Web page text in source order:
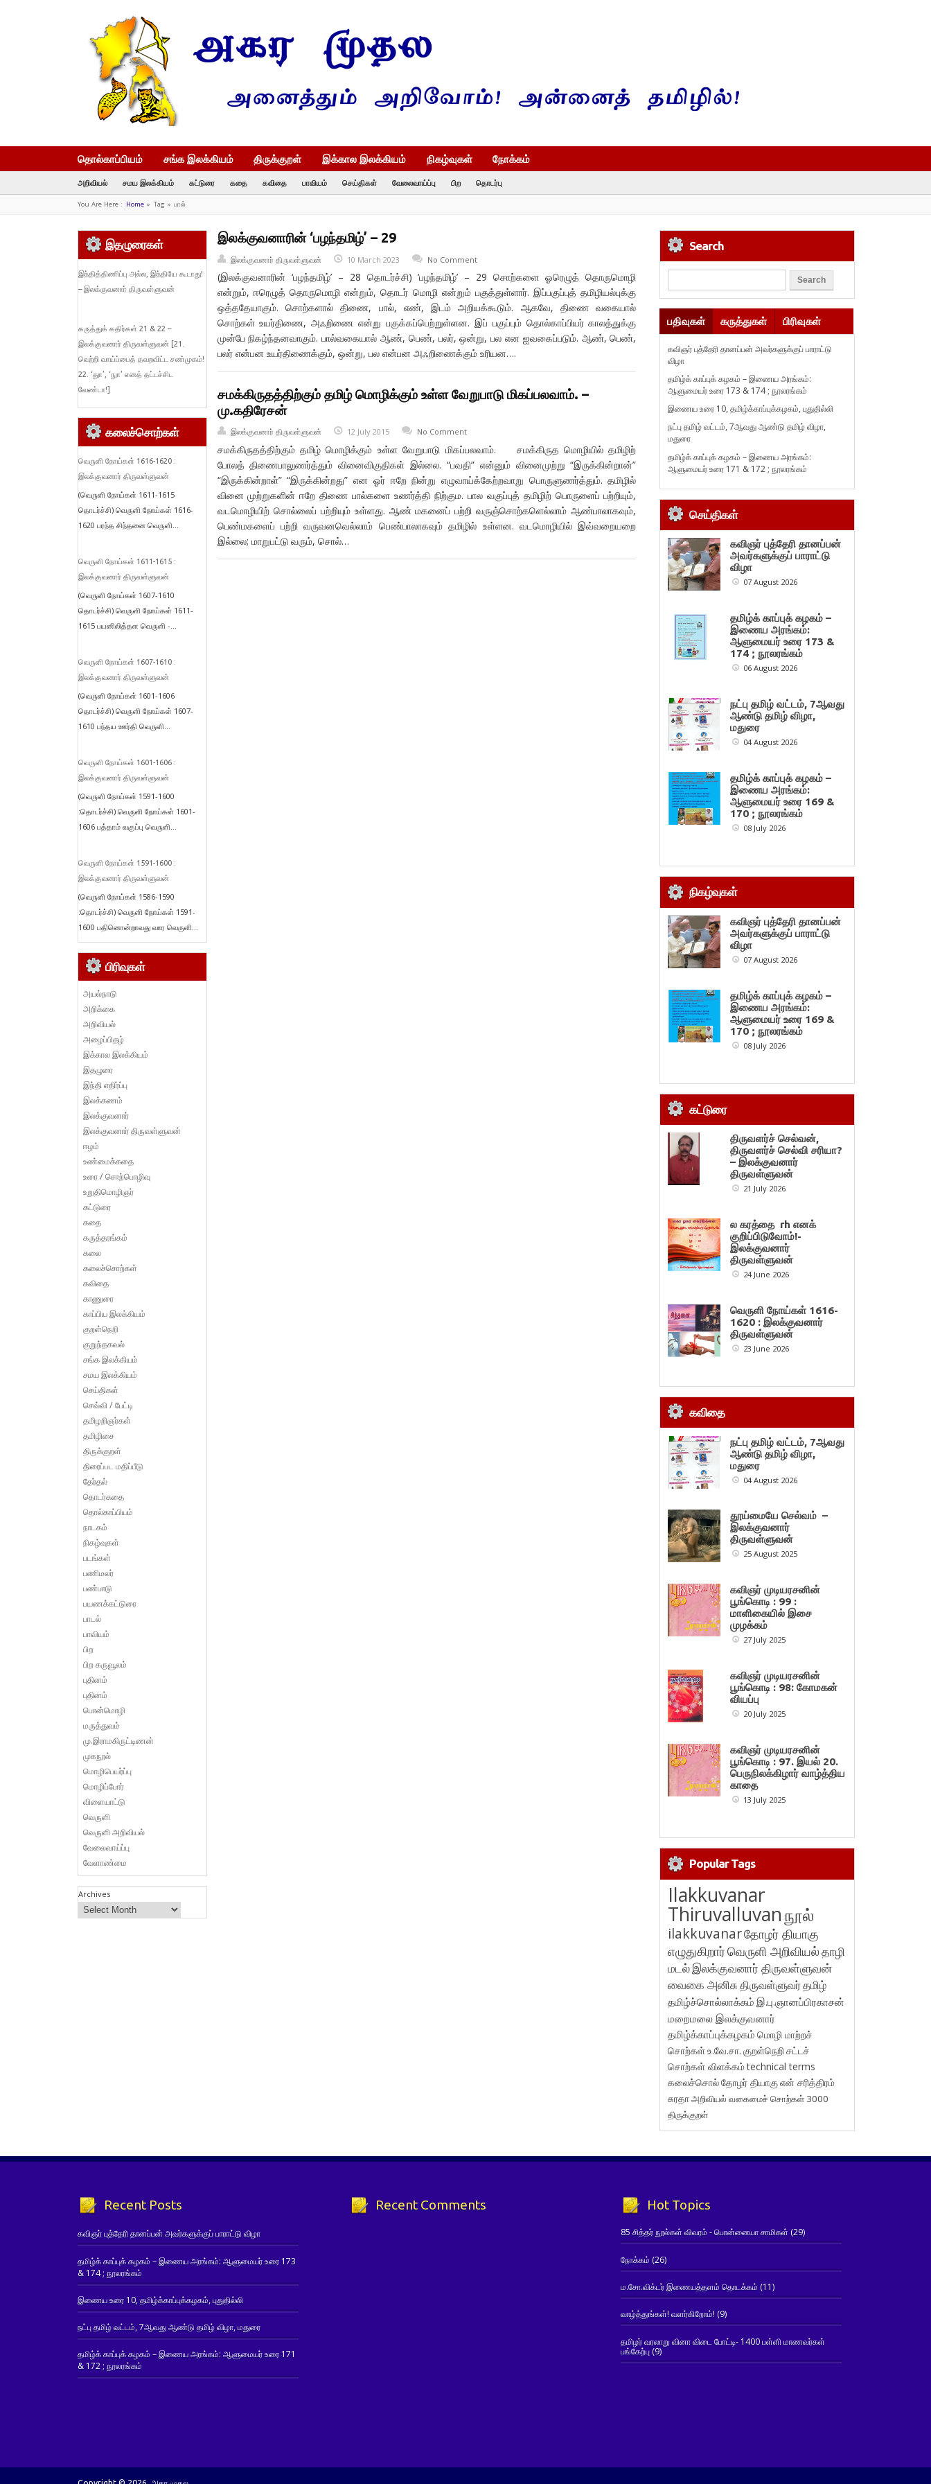
தொல்காப்பியம் சங்க இலக்கியம் திருக்குறள் இக்கால இலக்கியம் நிகழ்வுகள் நோக்கம்
அறிவியல் சமய இலக்கியம் கட்டுரை கதை கவிதை பாவியம் செய்திகள் வேலைவாய்ப்பு பிற தொடர்பு
You Are Here : Home» Tag » பால்
இலக்குவனாரின் ‘பழந்தமிழ்’ – 29
இலக்குவனார் திருவள்ளுவன் 10 March 2023 No Comment
(இலக்குவனாரின் ‘பழந்தமிழ்’ – 28 தொடர்ச்சி) ‘பழந்தமிழ்’ – 29 சொற்களை ஓரெழுத் தொருமொழி
என்றும், ஈரெழுத் தொருமொழி என்றும், தொடர் மொழி என்றும் பகுத்துள்ளார். இப்பகுப்புத் தமிழியல்புக்கு
ஒத்ததேயாகும். சொற்களால் திணை, பால், எண், இடம் அறியக்கூடும். ஆகவே, திணை வகையால்
சொற்கள் உயர்திணை, அஃறிணை என்று பகுக்கப்பெற்றுள்ளன. இப் பகுப்பும் தொல்காப்பியர் காலத்துக்கு
முன்பே நிகழ்ந்தனவாகும். பால்வகையால் ஆண், பெண், பலர், ஒன்று, பல என ஐவகைப்படும். ஆண், பெண்,
பலர் என்பன உயர்திணைக்கும், ஒன்று, பல என்பன அஃறிணைக்கும் உரியன….
சமக்கிருதத்திற்கும் தமிழ் மொழிக்கும் உள்ள வேறுபாடு மிகப்பலவாம். –
மு.கதிரேசன்
இலக்குவனார் திருவள்ளுவன் 12 July 2015 No Comment
சமக்கிருதத்திற்கும் தமிழ் மொழிக்கும் உள்ள வேறுபாடு மிகப்பலவாம். சமக்கிருத மொழியில் தமிழிற்
போலத் திணைபாலுணர்த்தும் வினைவிகுதிகள் இல்லை. “பவதி” என்னும் வினைமுற்று “இருக்கின்றான்”
“இருக்கின்றாள்” “இருக்கின்றது” என ஓர் ஈறே நின்று எழுவாய்க்கேற்றவாறு பொருளுணர்த்தும். தமிழில்
வினை முற்றுகளின் ஈறே திணை பால்களை உணர்த்தி நிற்கும. பால வகுப்புத் தமிழிற் பொருளைப் பற்றியும்,
வடமொழியிற் சொல்லைப் பற்றியும் உள்ளது. ஆண் மகனைப் பற்றி வருஞ்சொற்களெல்லாம் ஆண்பாலாகவும்,
பெண்மகளைப் பற்றி வருவனவெல்லாம் பெண்பாலாகவும் தமிழில் உள்ளன. வடமொழியில் இவ்வறையறை
இல்லை; மாறுபட்டு வரும், சொல்…
இதழுரைகள்
இந்தித்திணிப்பு அல்ல, இந்தியே கூடாது!
– இலக்குவனார் திருவள்ளுவன்
கருத்துக் கதிர்கள் 21 & 22 –
இலக்குவனார் திருவள்ளுவன் [21.
வெற்றி வாய்ப்பைத் தவறவிட்ட சண்முகம்!
22. ‘துா’, ‘நுா’ எனத் தட்டச்சிட
வேண்டா!]
கலைச்சொற்கள்
வெருளி நோய்கள் 1616-1620 :
இலக்குவனார் திருவள்ளுவன்
(வெருளி நோய்கள் 1611-1615
தொடர்ச்சி) வெருளி நோய்கள் 1616-
1620 பரந்த சிந்தனை வெருளி...
வெருளி நோய்கள் 1611-1615 :
இலக்குவனார் திருவள்ளுவன்
(வெருளி நோய்கள் 1607-1610
தொடர்ச்சி) வெருளி நோய்கள் 1611-
1615 பயனிலித்தள வெருளி -...
வெருளி நோய்கள் 1607-1610 :
இலக்குவனார் திருவள்ளுவன்
(வெருளி நோய்கள் 1601-1606
தொடர்ச்சி) வெருளி நோய்கள் 1607-
1610 பந்தய ஊர்தி வெருளி...
வெருளி நோய்கள் 1601-1606 :
இலக்குவனார் திருவள்ளுவன்
(வெருளி நோய்கள் 1591-1600
:தொடர்ச்சி) வெருளி நோய்கள் 1601-
1606 பத்தாம் வகுப்பு வெருளி...
வெருளி நோய்கள் 1591-1600 :
இலக்குவனார் திருவள்ளுவன்
(வெருளி நோய்கள் 1586-1590
:தொடர்ச்சி) வெருளி நோய்கள் 1591-
1600 பதினொன்றாவது வார வெருளி...
பிரிவுகள்
அயல்நாடு
அறிக்கை
அறிவியல்
அழைப்பிதழ்
இக்கால இலக்கியம்
இதழுரை
இந்தி எதிர்ப்பு
இலக்கணம்
இலக்குவனார்
இலக்குவனார் திருவள்ளுவன்
ஈழம்
உண்மைக்கதை
உரை / சொற்பொழிவு
உறுதிமொழிஞர்
கட்டுரை
கதை
கருத்தரங்கம்
கலை
கலைச்சொற்கள்
கவிதை
காணுரை
காப்பிய இலக்கியம்
குறள்நெறி
குறுந்தகவல்
சங்க இலக்கியம்
சமய இலக்கியம்
செய்திகள்
செவ்வி / பேட்டி
தமிழறிஞர்கள்
தமிழிசை
திருக்குறள்
திரைப்பட மதிப்பீடு
தேர்தல்
தொடர்கதை
தொல்காப்பியம்
நாடகம்
நிகழ்வுகள்
படங்கள்
பணிமலர்
பண்பாடு
பயணக்கட்டுரை
பாடல்
பாவியம்
பிற
பிற கருவூலம்
புதினம்
புதினம்
பொன்மொழி
மருத்துவம்
மு.இராமகிருட்டிணன்
முகநூல்
மொழிபெயர்ப்பு
மொழிப்போர்
விளையாட்டு
வெருளி
வெருளி அறிவியல்
வேலைவாய்ப்பு
வேளாண்மை
Archives
Search
பதிவுகள் கருத்துகள் பிரிவுகள்
கவிஞர் புத்தேரி தானப்பன் அவர்களுக்குப் பாராட்டு
விழா
தமிழ்க் காப்புக் கழகம் – இணைய அரங்கம்:
ஆளுமையர் உரை 173 & 174 ; நூலரங்கம்
இணைய உரை 10, தமிழ்க்காப்புக்கழகம், புதுதில்லி
நட்பு தமிழ் வட்டம், 7ஆவது ஆண்டு தமிழ் விழா,
மதுரை
தமிழ்க் காப்புக் கழகம் – இணைய அரங்கம்:
ஆளுமையர் உரை 171 & 172 ; நூலரங்கம்
செய்திகள்
கவிஞர் புத்தேரி தானப்பன்
அவர்களுக்குப் பாராட்டு
விழா
07 August 2026
தமிழ்க் காப்புக் கழகம் –
இணைய அரங்கம்:
ஆளுமையர் உரை 173 &
174 ; நூலரங்கம்
06 August 2026
நட்பு தமிழ் வட்டம், 7ஆவது
ஆண்டு தமிழ் விழா,
மதுரை
04 August 2026
தமிழ்க் காப்புக் கழகம் –
இணைய அரங்கம்:
ஆளுமையர் உரை 169 &
170 ; நூலரங்கம்
08 July 2026
நிகழ்வுகள்
கவிஞர் புத்தேரி தானப்பன்
அவர்களுக்குப் பாராட்டு
விழா
07 August 2026
தமிழ்க் காப்புக் கழகம் –
இணைய அரங்கம்:
ஆளுமையர் உரை 169 &
170 ; நூலரங்கம்
08 July 2026
கட்டுரை
திருவளர்ச் செல்வன்,
திருவளர்ச் செல்வி சரியா?
– இலக்குவனார்
திருவள்ளுவன்
21 July 2026
ல கரத்தை rh எனக்
குறிப்பிடுவோம்!-
இலக்குவனார்
திருவள்ளுவன்
24 June 2026
வெருளி நோய்கள் 1616-
1620 : இலக்குவனார்
திருவள்ளுவன்
23 June 2026
கவிதை
நட்பு தமிழ் வட்டம், 7ஆவது
ஆண்டு தமிழ் விழா,
மதுரை
04 August 2026
தூய்மையே செல்வம் –
இலக்குவனார்
திருவள்ளுவன்
25 August 2025
கவிஞர் முடியரசனின்
பூங்கொடி : 99 :
மாளிகையில் இசை
முழக்கம்
27 July 2025
கவிஞர் முடியரசனின்
பூங்கொடி : 98: கோமகன்
வியப்பு
20 July 2025
கவிஞர் முடியரசனின்
பூங்கொடி : 97. இயல் 20.
பெருநிலக்கிழார் வாழ்த்திய
காதை
13 July 2025
Popular Tags
Ilakkuvanar
Thiruvalluvanநூல்
ilakkuvanarதோழர் தியாகு
எழுதுகிறார்வெருளி அறிவியல்தாழி
மடல்இலக்குவனார் திருவள்ளுவன்
வைகை அனிசுதிருவள்ளுவர்தமிழ்
தமிழ்ச்சொல்லாக்கம் இ.பு.ஞானப்பிரகாசன்
மறைமலை இலக்குவனார்
தமிழ்க்காப்புக்கழகம் மொழி மாற்றச்
சொற்கள்உ.வே.சா. குறள்நெறி சட்டச்
சொற்கள் விளக்கம்technical terms
கலைச்சொல்தோழர் தியாகுஎன் சரித்திரம்
சுரதாஅறிவியல் வகைமைச் சொற்கள் 3000
திருக்குறள்
Recent Posts
கவிஞர் புத்தேரி தானப்பன் அவர்களுக்குப் பாராட்டு விழா
தமிழ்க் காப்புக் கழகம் – இணைய அரங்கம்: ஆளுமையர் உரை 173
& 174 ; நூலரங்கம்
இணைய உரை 10, தமிழ்க்காப்புக்கழகம், புதுதில்லி
நட்பு தமிழ் வட்டம், 7ஆவது ஆண்டு தமிழ் விழா, மதுரை
தமிழ்க் காப்புக் கழகம் – இணைய அரங்கம்: ஆளுமையர் உரை 171
& 172 ; நூலரங்கம்
Recent Comments Hot Topics
85 சித்தர் நூல்கள் விவரம் - பொன்னையா சாமிகள் (29)
நோக்கம் (26)
ம.சோ.விக்டர் இணையத்தளம் தொடக்கம் (11)
வாழ்த்துங்கள்! வளர்கிறோம்! (9)
தமிழர் வரலாறு வினா விடை போட்டி- 1400 பள்ளி மாணவர்கள்
பங்கேற்பு(9)